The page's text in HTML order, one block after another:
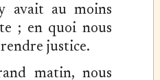
avait au moins
; en quoi nous
justice.
matin, nous